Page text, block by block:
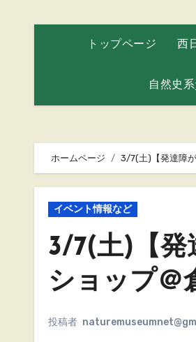
トップページ 西
自然史
ホームページ 3/7(土)【発達障
イベント情報など
3/7(土)【発
ショップ＠
投稿者